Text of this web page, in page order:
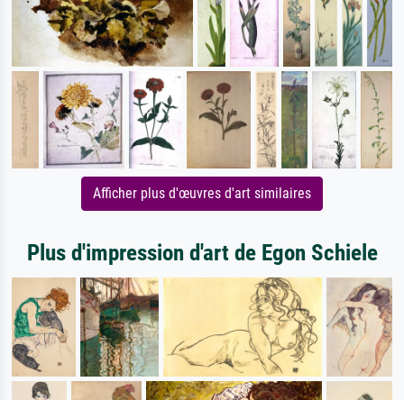
Afficher plus d'œuvres d'art similaires
Plus d'impression d'art de Egon Schiele